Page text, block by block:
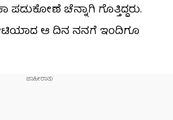
ಪಡುಕೋಣೆ ಚೆನ್ನಾಗಿ ಗೊತ್ತಿದ್ದರು.
ಆ ದಿನ ನನಗೆ ಇಂದಿಗೂ